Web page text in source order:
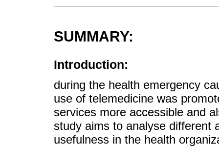
SUMMARY:
Introduction:
during the health emergency
use of telemedicine was
services more accessible and
study aims to analyse different
usefulness in the health